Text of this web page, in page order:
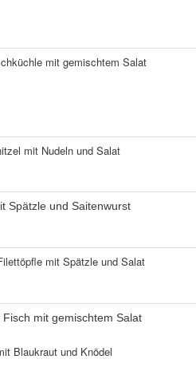
mit gemischtem Salat
mit Nudeln und Salat
Spätzle und Saitenwurst
mit Spätzle und Salat
Fisch mit gemischtem Salat
Blaukraut und Knödel